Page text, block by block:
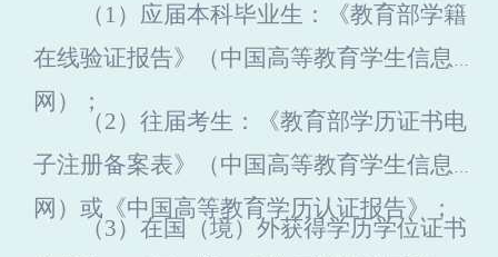
（1）应届本科毕业生：《教育部学籍
在线验证报告》（中国高等教育学生信息
网）；
（2）往届考生：
《教育部学历证书电
子注册备案表》（中国高等教育学生信息
网）或《中国高等教育学历认证报告》；
（3）在国（境）外获得学历学位证书